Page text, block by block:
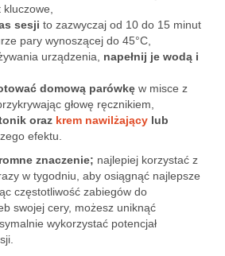
sesji to zazwyczaj od 10 do 15 minut
pary wynoszącej do 45°C,
urządzenia, napełnij je wodą i
domową parówkę w misce z
głowę ręcznikiem,
oraz krem nawilżający lub
efektu.
znaczenie; najlepiej korzystać z
w tygodniu, aby osiągnąć najlepsze
częstotliwość zabiegów do
swojej cery, możesz uniknąć
wykorzystać potencjał